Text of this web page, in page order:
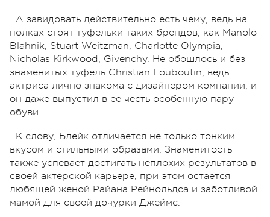
А завидовать действительно есть чему, ведь на
полках стоят туфельки таких брендов, как Manolo
Blahnik, Stuart Weitzman, Charlotte Olympia,
Nicholas Kirkwood, Givenchy. Не обошлось и без
знаменитых туфель Christian Louboutin, ведь
актриса лично знакома с дизайнером компании, и
он даже выпустил в ее честь особенную пару
обуви.
К слову, Блейк отличается не только тонким
вкусом и стильными образами. Знаменитость
также успевает достигать неплохих результатов в
своей актерской карьере, при этом остается
любящей женой Райана Рейнольдса и заботливой
мамой для своей дочурки Джеймс.